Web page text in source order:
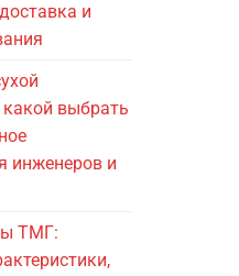
и
выбрать
инженеров и
ТМГ: